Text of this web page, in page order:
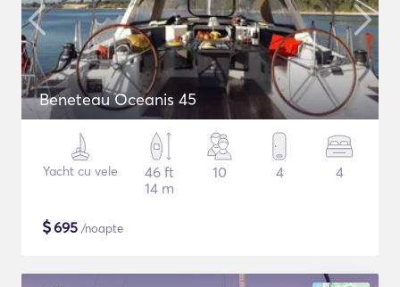
Beneteau Oceanis 45
Yacht cu vele
46 ft
14 m
10 4 4
$695 /noapte